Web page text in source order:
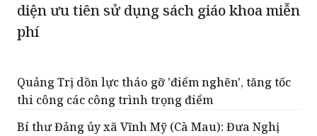
diện ưu tiên sử dụng sách giáo khoa miễn
phí
Quảng Trị dồn lực tháo gỡ 'điểm nghẽn', tăng tốc
thi công các công trình trọng điểm
Bí thư Đảng ủy xã Vĩnh Mỹ (Cà Mau): Đưa Nghị